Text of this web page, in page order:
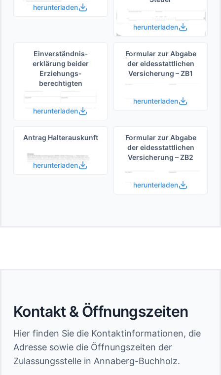
herunterladen
herunterladen
Einverständnis­
erklärung beider
Erziehungs­
berechtigten
herunterladen
Formular zur Abgabe
der eides­stattlichen
Versicherung – ZB1
herunterladen
Antrag Halterauskunft
herunterladen
Formular zur Abgabe
der eides­stattlichen
Versicherung – ZB2
herunterladen
Kontakt & Öffnungszeiten
Hier finden Sie die Kontaktinformationen, die
Adresse sowie die Öffnungszeiten der
Zulassungsstelle in Annaberg-Buchholz.